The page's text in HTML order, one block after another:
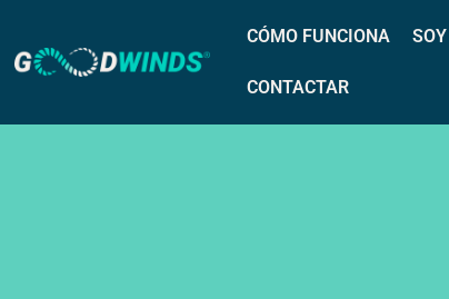
CÓMO FUNCIONA
CONTACTAR